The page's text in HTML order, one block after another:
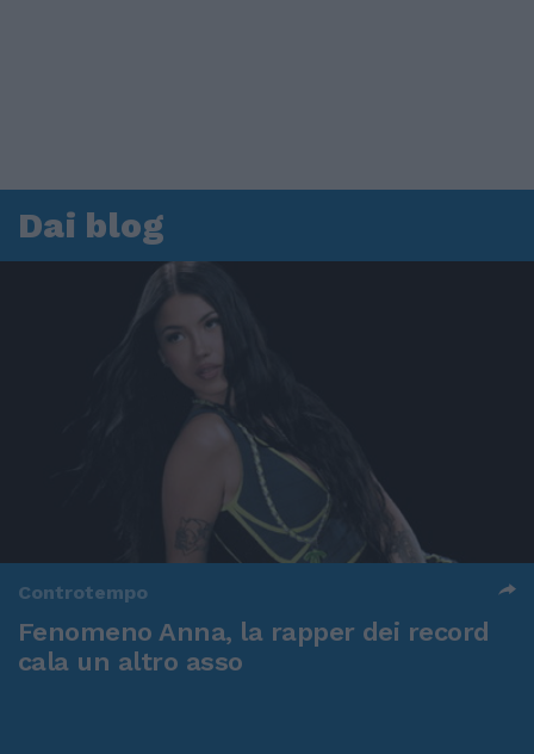
Dai blog
Controtempo
Fenomeno Anna, la rapper dei record
cala un altro asso